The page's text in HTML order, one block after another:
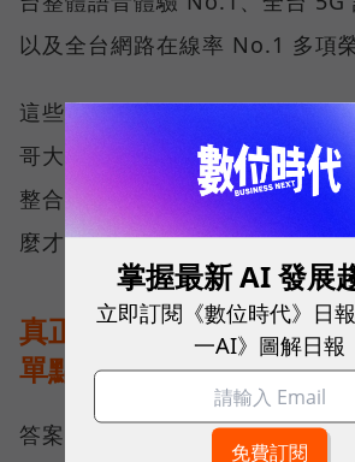
以及全台網路在線率 No.1 多項榮
這些獎項反映的不只是網路順暢
哥大長期投入頻譜布局、基地台
整合所累積的成果，也讓外界重
麼才是真正的好網路？
真正的好網路，比的是長
單點測速
答案，就藏在 Opensignal 最具
掌握最新 AI 發展
立即訂閱《數位時代》日
一AI》圖解日報